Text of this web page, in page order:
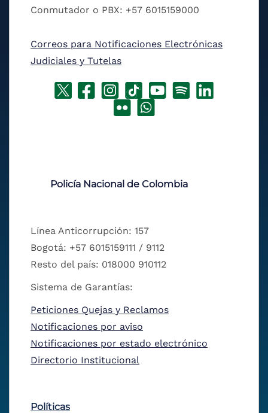
Conmutador o PBX: +57 6015159000
Correos para Notificaciones Electrónicas
Judiciales y Tutelas
Policía Nacional de Colombia
Línea Anticorrupción: 157
Bogotá: +57 6015159111 / 9112
Resto del país: 018000 910112
Sistema de Garantías:
Peticiones Quejas y Reclamos
Notificaciones por aviso
Notificaciones por estado electrónico
Directorio Institucional
Políticas